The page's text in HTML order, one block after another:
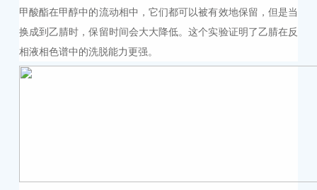
甲酸酯在甲醇中的流动相中，它们都可以被有效地保留，但是当
换成到乙腈时，保留时间会大大降低。这个实验证明了乙腈在反
相液相色谱中的洗脱能力更强。